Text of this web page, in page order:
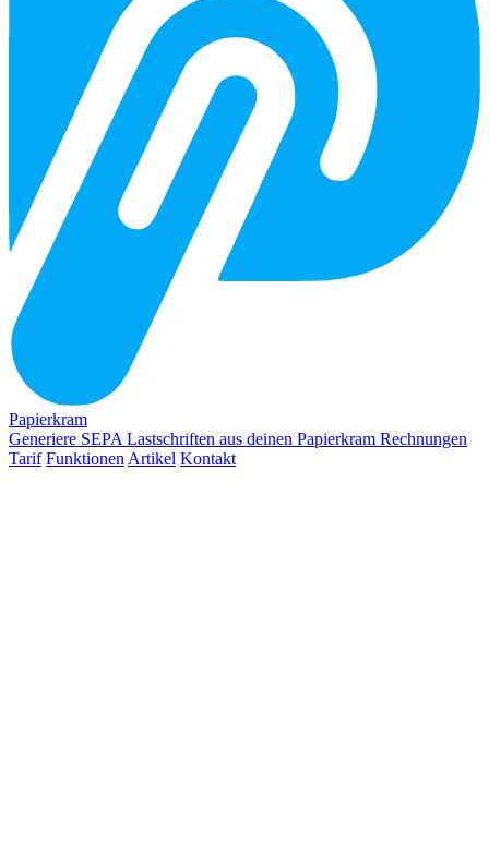
Papierkram
Generiere SEPA Lastschriften aus deinen Papierkram Rechnungen
Tarif Funktionen Artikel Kontakt